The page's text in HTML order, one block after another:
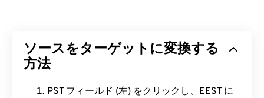
ソースをターゲットに変換する
方法
PST フィールド (左) をクリックし、EEST に